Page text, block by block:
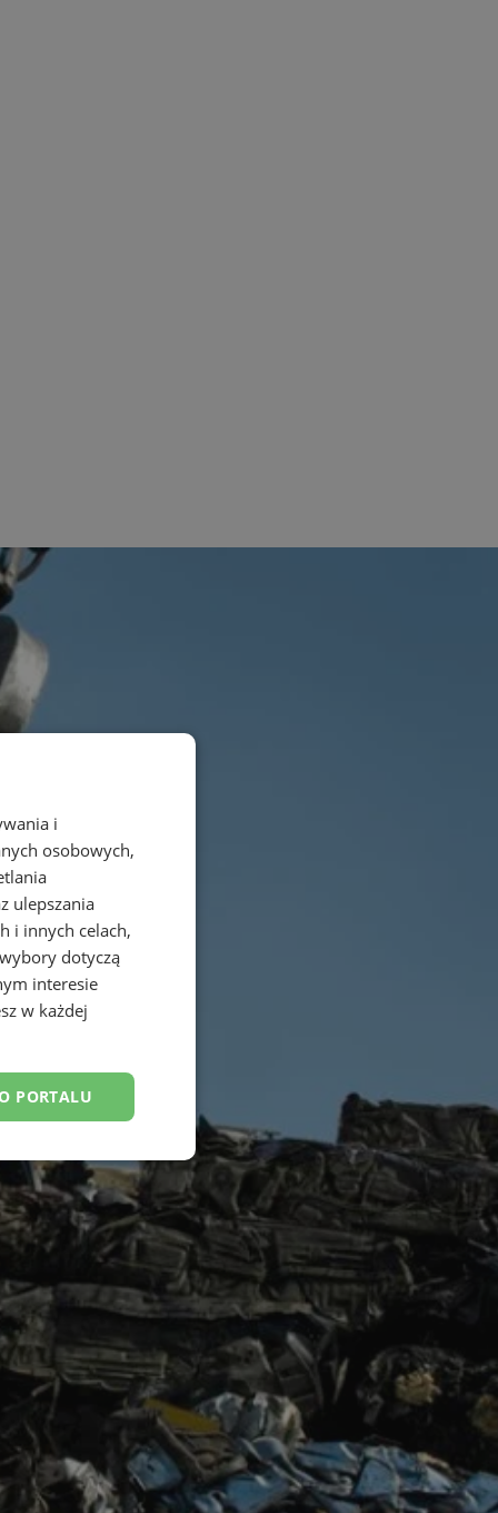
i
osobowych,
ulepszania
i innych celach,
dotyczą
interesie
w każdej
PORTALU
użytkownika i
sesji.
sesji.